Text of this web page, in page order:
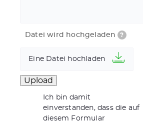
Datei wird hochgeladen ?
Eine Datei hochladen
Ich bin damit
einverstanden, dass die auf
diesem Formular